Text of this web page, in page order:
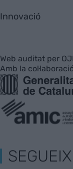
Innovació
Web auditat per
Amb la